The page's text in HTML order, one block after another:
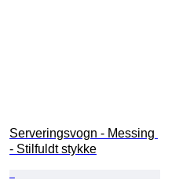
Serveringsvogn - Messing
- Stilfuldt stykke